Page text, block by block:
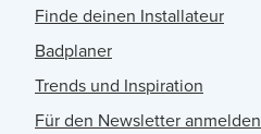
Finde deinen Installateur
Badplaner
Trends und Inspiration
Für den Newsletter anmelden